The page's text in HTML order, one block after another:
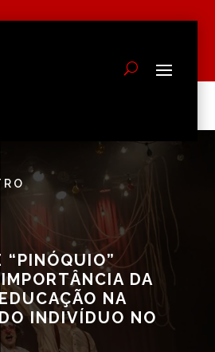
“PINÓQUIO”
DA
NA
INDIVÍDUO NO